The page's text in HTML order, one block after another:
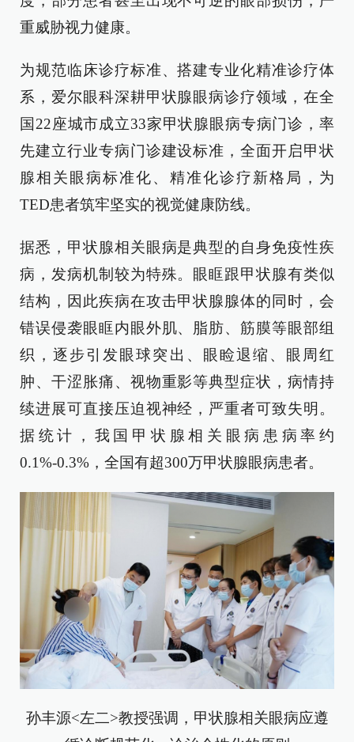
重威胁视力健康。
为规范临床诊疗标准、搭建专业化精准诊疗体
系，爱尔眼科深耕甲状腺眼病诊疗领域，在全
国22座城市成立33家甲状腺眼病专病门诊，率
先建立行业专病门诊建设标准，全面开启甲状
腺相关眼病标准化、精准化诊疗新格局，为
TED患者筑牢坚实的视觉健康防线。
据悉，甲状腺相关眼病是典型的自身免疫性疾
病，发病机制较为特殊。眼眶跟甲状腺有类似
结构，因此疾病在攻击甲状腺腺体的同时，会
错误侵袭眼眶内眼外肌、脂肪、筋膜等眼部组
织，逐步引发眼球突出、眼睑退缩、眼周红
肿、干涩胀痛、视物重影等典型症状，病情持
续进展可直接压迫视神经，严重者可致失明。
据统计，我国甲状腺相关眼病患病率约
0.1%-0.3%，全国有超300万甲状腺眼病患者。
孙丰源<左二>教授强调，甲状腺相关眼病应遵